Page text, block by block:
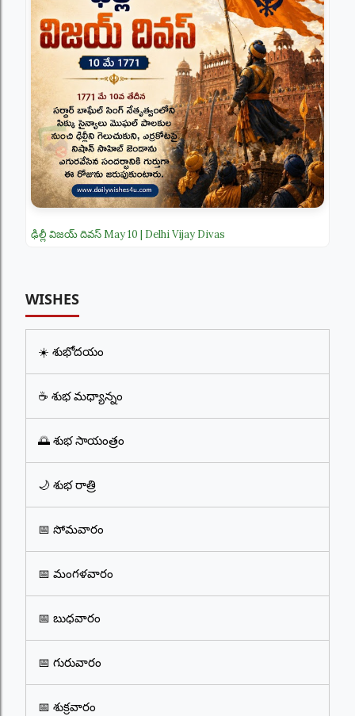
ఢిల్లీ విజయ్ దివస్ May 10 | Delhi Vijay Divas
WISHES
☀️ శుభోదయం
☕ శుభ మధ్యాన్నం
🌅 శుభ సాయంత్రం
🌙 శుభ రాత్రి
📅 సోమవారం
📅 మంగళవారం
📅 బుధవారం
📅 గురువారం
📅 శుక్రవారం